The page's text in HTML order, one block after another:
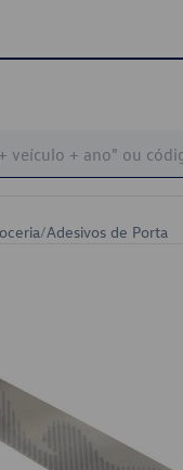
/Adesivos de Porta